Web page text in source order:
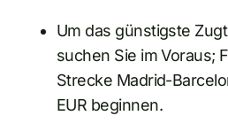
Um das günstigste
suchen Sie im Voraus;
Strecke Madrid-
EUR beginnen.